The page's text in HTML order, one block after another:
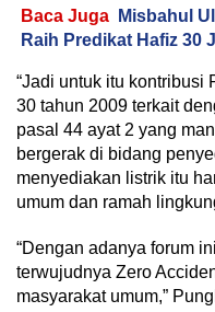
Baca Juga
Misbahul
Raih Predikat Hafiz 30
“Jadi untuk itu kontribusi
30 tahun 2009 terkait
pasal 44 ayat 2 yang
bergerak di bidang
menyediakan listrik itu
umum dan ramah
“Dengan adanya forum
terwujudnya Zero
masyarakat umum,”